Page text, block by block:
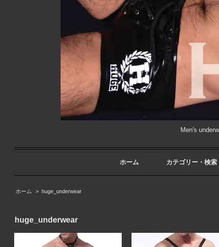
Men's
ホーム カテゴリー・検索
ホーム > huge_underwear
huge_underwear